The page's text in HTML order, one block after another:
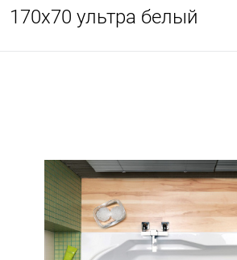
170x70 ультра белый